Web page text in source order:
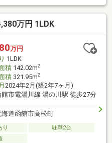
局まで徒歩約１０分（距離
は3年固定特約・金利0.6％・
利は銀行によって異なる場
万円 1LDK
万円
1LDK
積142.02m2
積321.95m2
2024年2月(築2年7ヶ月)
館市電湯川線 湯の川駅 徒歩27分
海道函館市高松町
り
駐車2台